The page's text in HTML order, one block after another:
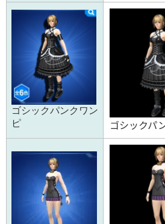
ゴシックパンクワン
ピ
ゴシックパ